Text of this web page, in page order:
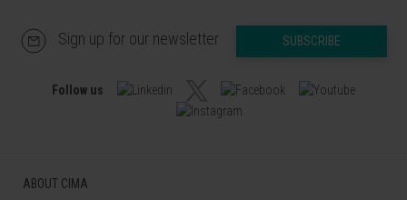
Sign up for our newsletter SUBSCRIBE
Follow us
ABOUT CIMA